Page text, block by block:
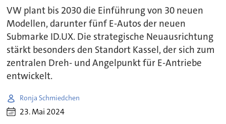
VW plant bis 2030 die Einführung von 30 neuen
Modellen, darunter fünf E-Autos der neuen
Submarke ID.UX. Die strategische Neuausrichtung
stärkt besonders den Standort Kassel, der sich zum
zentralen Dreh- und Angelpunkt für E-Antriebe
entwickelt.
Ronja Schmiedchen
23. Mai 2024